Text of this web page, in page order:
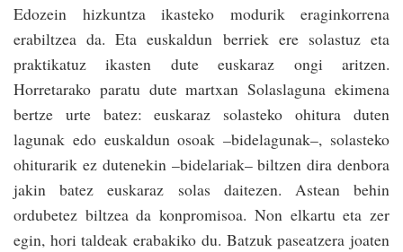
Edozein hizkuntza ikas­­teko modurik eraginkorrena
erabiltzea da. Eta euskaldun be­rriek ere solastuz eta
praktikatuz ikasten dute euskaraz ongi aritzen.
Horretarako paratu dute martxan So­las­laguna ekimena
ber­tze urte batez: euskaraz so­lasteko ohitura duten
lagunak edo euskaldun osoak –bidelagunak–, solasteko
ohiturarik ez dutenekin –bidelariak– bil­tzen dira denbora
jakin batez euskaraz solas­ daitezen. Astean behin
ordubetez biltzea da konpromisoa. Non elkartu eta zer
egin, hori taldeak erabakiko du. Ba­tzuk pasea­tzera joaten